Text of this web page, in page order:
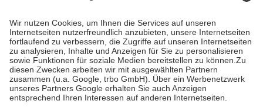
höchstens zehn Euro.
Es sind jedoch nie mehr als die tatsächlichen
Kosten der Leistung zu entrichten.
Diese Regeln gelten grundsätzlich auch für Online-Apotheken.
Bei Heilmitteln und häuslicher Krankenpflege beträgt die
Zuzahlung zehn Prozent der Kosten sowie zehn Euro je
Verordnung.
Um das Engagement der Versicherten für ihre eigene Gesundheit zu
stärken und die besondere Stellung der Familie zu unterstützen,